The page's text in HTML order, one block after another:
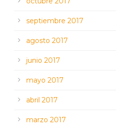
septiembre 2017
agosto 2017
junio 2017
mayo 2017
abril 2017
marzo 2017